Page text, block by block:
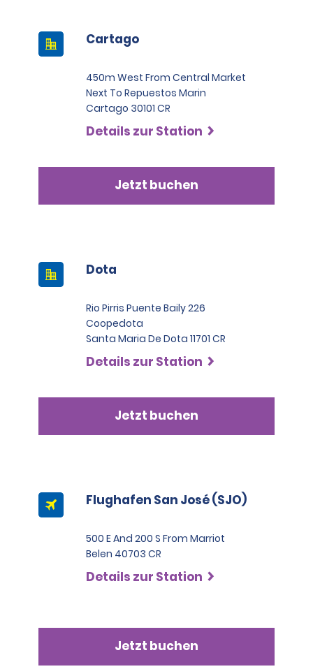
Cartago
450m West From Central Market
Next To Repuestos Marin
Cartago 30101 CR
Details zur Station
Jetzt buchen
Dota
Rio Pirris Puente Baily 226
Coopedota
Santa Maria De Dota 11701 CR
Details zur Station
Jetzt buchen
Flughafen San José (SJO)
500 E And 200 S From Marriot
Belen 40703 CR
Details zur Station
Jetzt buchen